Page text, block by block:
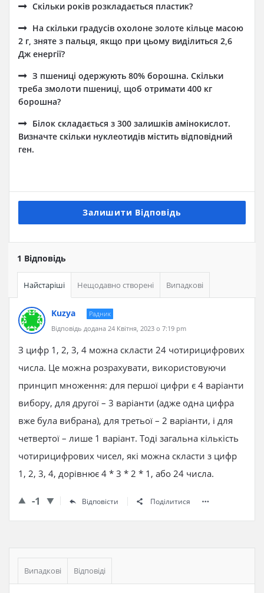
Cкільки років розкладається пластик?
На скільки градусів охолоне золоте кільце масою
2 г, зняте з пальця, якщо при цьому виділиться 2,6
Дж енергії?
З пшениці одержують 80% борошна. Скільки
треба змолоти пшениці, щоб отримати 400 кг
борошна?
Білок складається з 300 залишків амінокислот.
Визначте скільки нуклеотидів містить відповідний
ген.
Залишити Відповідь
1 Відповідь
Найстаріші Нещодавно створені Випадкові
Kuzya
Радник
Відповідь додана 24 Квітня, 2023 о 7:19 pm
З цифр 1, 2, 3, 4 можна скласти 24 чотирицифрових
числа. Це можна розрахувати, використовуючи
принцип множення: для першої цифри є 4 варіанти
вибору, для другої – 3 варіанти (адже одна цифра
вже була вибрана), для третьої – 2 варіанти, і для
четвертої – лише 1 варіант. Тоді загальна кількість
чотирицифрових чисел, які можна скласти з цифр
1, 2, 3, 4, дорівнює 4 * 3 * 2 * 1, або 24 числа.
-1 Відповісти Поділитися
Бічна
панель
Випадкові Відповіді